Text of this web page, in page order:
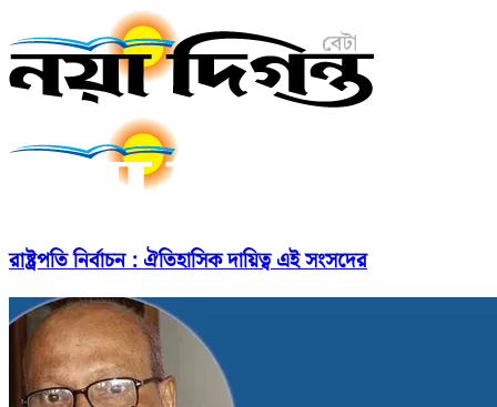
রাষ্ট্রপতি নির্বাচন : ঐতিহাসিক দায়িত্ব এই সংসদের